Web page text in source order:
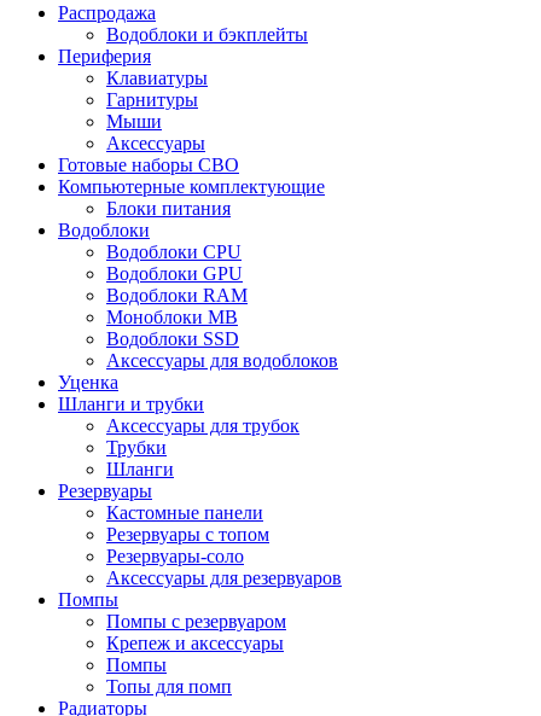
Распродажа
Водоблоки и бэкплейты
Периферия
Клавиатуры
Гарнитуры
Мыши
Аксессуары
Готовые наборы СВО
Компьютерные комплектующие
Блоки питания
Водоблоки
Водоблоки CPU
Водоблоки GPU
Водоблоки RAM
Моноблоки MB
Водоблоки SSD
Аксессуары для водоблоков
Уценка
Шланги и трубки
Аксессуары для трубок
Трубки
Шланги
Резервуары
Кастомные панели
Резервуары с топом
Резервуары-соло
Аксессуары для резервуаров
Помпы
Помпы с резервуаром
Крепеж и аксессуары
Помпы
Топы для помп
Радиаторы